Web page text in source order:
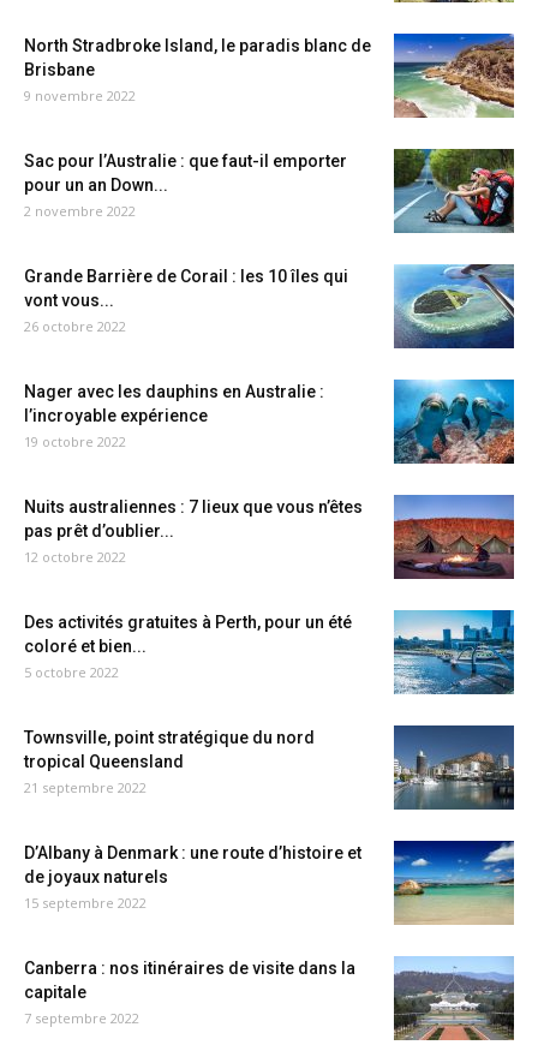
North Stradbroke Island, le paradis blanc de
Brisbane
9 novembre 2022
Sac pour l’Australie : que faut-il emporter
pour un an Down...
2 novembre 2022
Grande Barrière de Corail : les 10 îles qui
vont vous...
26 octobre 2022
Nager avec les dauphins en Australie :
l’incroyable expérience
19 octobre 2022
Nuits australiennes : 7 lieux que vous n’êtes
pas prêt d’oublier...
12 octobre 2022
Des activités gratuites à Perth, pour un été
coloré et bien...
5 octobre 2022
Townsville, point stratégique du nord
tropical Queensland
21 septembre 2022
D’Albany à Denmark : une route d’histoire et
de joyaux naturels
15 septembre 2022
Canberra : nos itinéraires de visite dans la
capitale
7 septembre 2022